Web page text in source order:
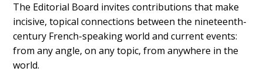
The Editorial Board invites contributions that make
incisive, topical connections between the nineteenth-
century French-speaking world and current events:
from any angle, on any topic, from anywhere in the
world.